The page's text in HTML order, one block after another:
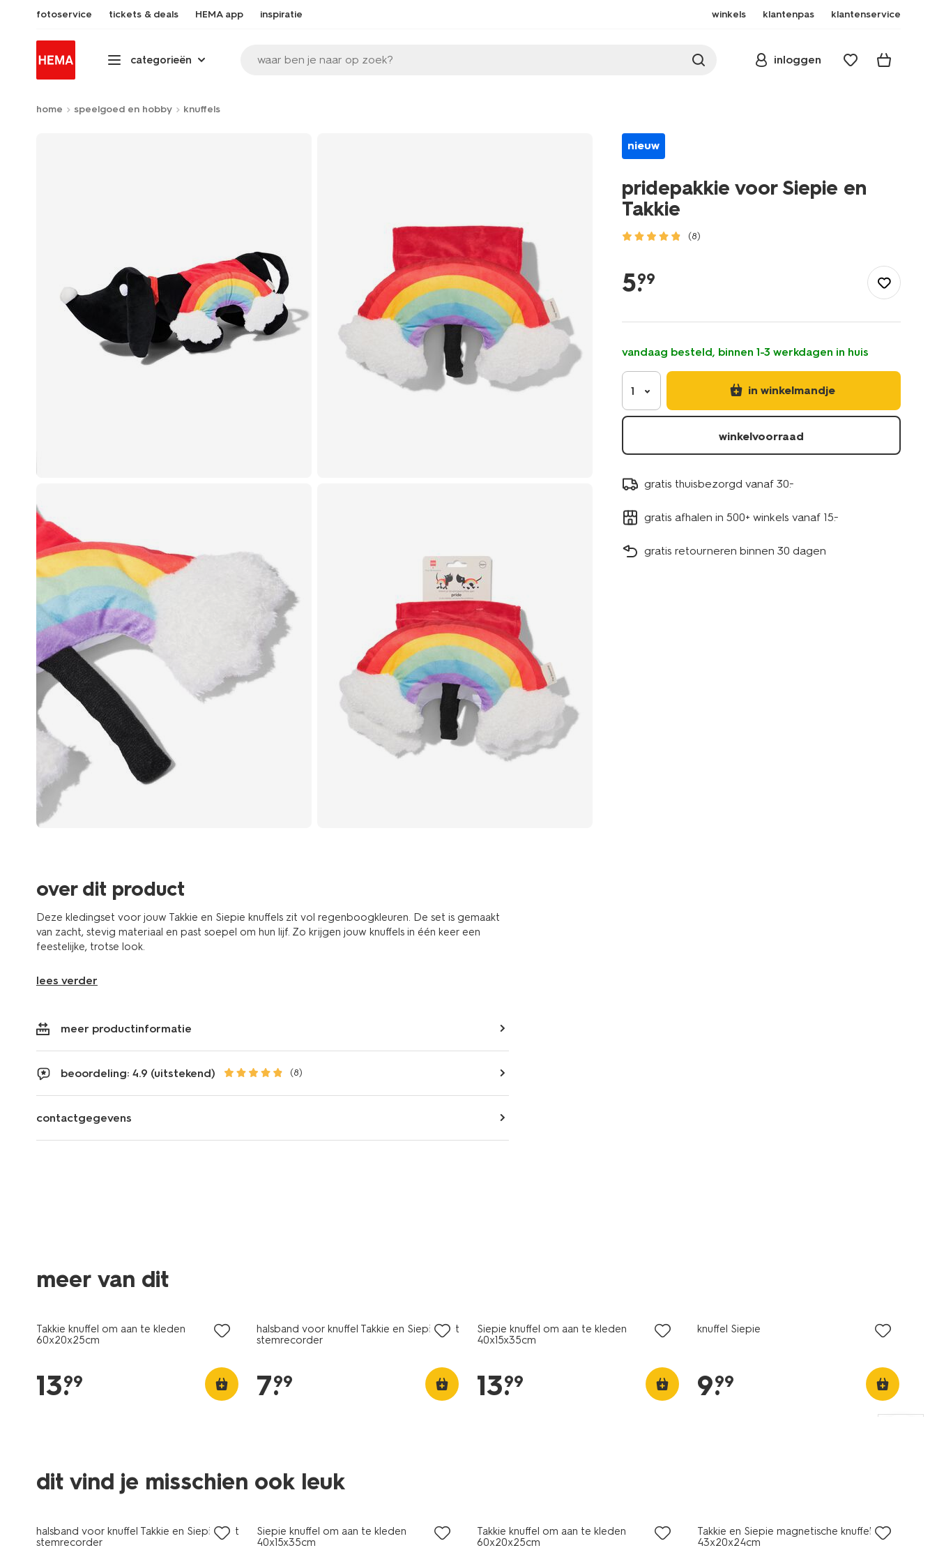
fotoservice tickets & deals HEMA app inspiratie winkels klantenpas klantenservice
categorieën waar ben je naar op zoek? inloggen
home speelgoed en hobby knuffels
over dit product
Deze kledingset voor jouw Takkie en Siepie knuffels zit vol regenboogkleuren. De set is gemaakt
van zacht, stevig materiaal en past soepel om hun lijf. Zo krijgen jouw knuffels in één keer een
feestelijke, trotse look.
lees verder
meer productinformatie
beoordeling: 4.9 (uitstekend) (8)
contactgegevens
nieuw
pridepakkie voor Siepie en
Takkie
(8)
voor-
5.
99
vandaag besteld, binnen 1-3 werkdagen in huis
1 in winkelmandje
winkelvoorraad
gratis thuisbezorgd vanaf 30.-
gratis afhalen in 500+ winkels vanaf 15.-
gratis retourneren binnen 30 dagen
meer van dit
Takkie knuffel om aan te kleden
60x20x25cm
13.
99
halsband voor knuffel Takkie en Siepie met
stemrecorder
7.
99
Siepie knuffel om aan te kleden
40x15x35cm
13.
99
knuffel Siepie
9.
99
dit vind je misschien ook leuk
halsband voor knuffel Takkie en Siepie met
stemrecorder
Siepie knuffel om aan te kleden
40x15x35cm
Takkie knuffel om aan te kleden
60x20x25cm
Takkie en Siepie magnetische knuffels
43x20x24cm